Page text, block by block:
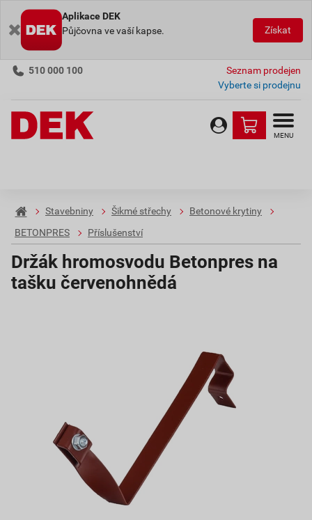
Aplikace DEK
Půjčovna ve vaší kapse.
Získat
510 000 100
Seznam prodejen
Vyberte si prodejnu
MENU
Stavebniny Šikmé střechy
Betonové krytiny
BETONPRES
Příslušenství
Držák hromosvodu Betonpres na
tašku červenohnědá